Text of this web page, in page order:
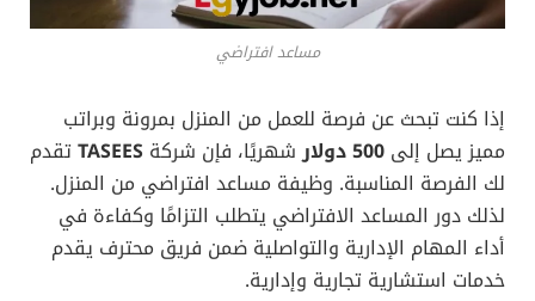
مساعد افتراضي
إذا كنت تبحث عن فرصة للعمل من المنزل بمرونة وبراتب
مميز يصل إلى 500 دولار شهريًا، فإن شركة TASEESتقدم
لك الفرصة المناسبة. وظيفة مساعد افتراضي من المنزل.
لذلك دور المساعد الافتراضي يتطلب التزامًا وكفاءة في
أداء المهام الإدارية والتواصلية ضمن فريق محترف يقدم
خدمات استشارية تجارية وإدارية.